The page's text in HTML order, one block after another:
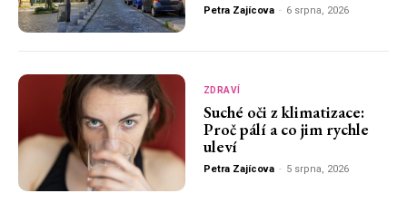
Petra Zajícova - 6 srpna, 2026
ZDRAVÍ
Suché oči z klimatizace:
Proč pálí a co jim rychle
uleví
Petra Zajícova - 5 srpna, 2026